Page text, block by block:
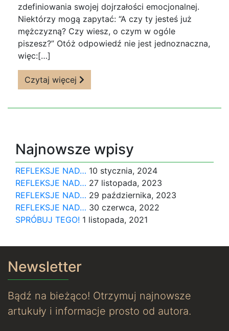
zdefiniowania swojej dojrzałości emocjonalnej.
Niektórzy mogą zapytać: “A czy ty jesteś już
mężczyzną? Czy wiesz, o czym w ogóle
piszesz?” Otóż odpowiedź nie jest jednoznaczna,
więc:[…]
Czytaj więcej
Najnowsze wpisy
REFLEKSJE NAD… 10 stycznia, 2024
REFLEKSJE NAD… 27 listopada, 2023
REFLEKSJE NAD… 29 października, 2023
REFLEKSJE NAD… 30 czerwca, 2022
SPRÓBUJ TEGO! 1 listopada, 2021
Newsletter
Bądź na bieżąco! Otrzymuj najnowsze
artukuły i informacje prosto od autora.